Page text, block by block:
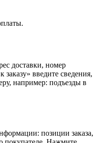
доставки, номер
введите сведения,
например: подъезды в
позиции заказа,